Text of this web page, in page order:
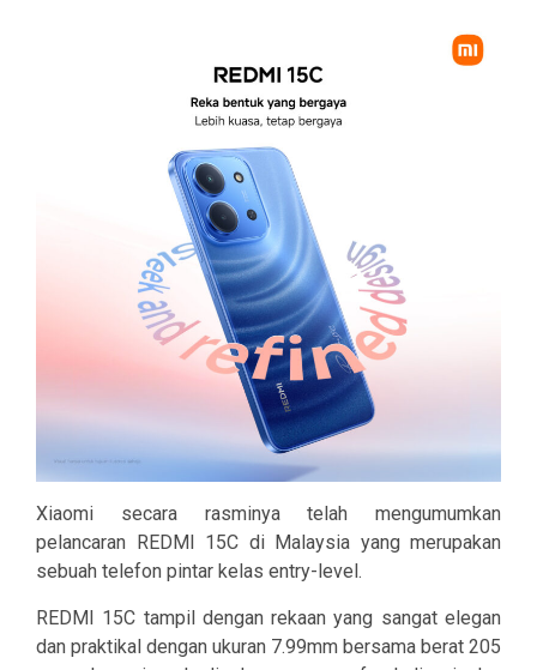
Xiaomi secara rasminya telah mengumumkan
pelancaran REDMI 15C di Malaysia yang merupakan
sebuah telefon pintar kelas entry-level.
REDMI 15C tampil dengan rekaan yang sangat elegan
dan praktikal dengan ukuran 7.99mm bersama berat 205